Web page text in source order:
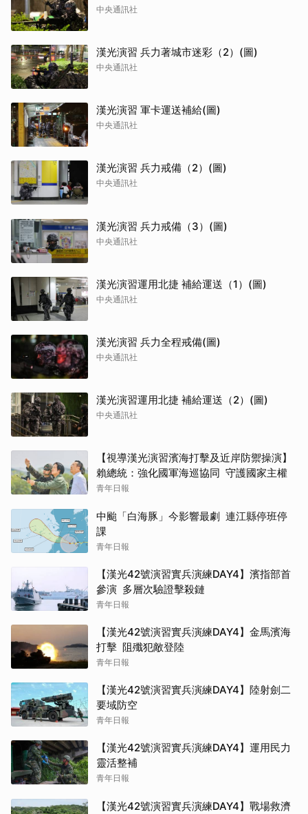
中央通訊社
漢光演習 兵力著城市迷彩（2）(圖)
中央通訊社
漢光演習 軍卡運送補給(圖)
中央通訊社
漢光演習 兵力戒備（2）(圖)
中央通訊社
漢光演習 兵力戒備（3）(圖)
中央通訊社
漢光演習運用北捷 補給運送（1）(圖)
中央通訊社
漢光演習 兵力全程戒備(圖)
中央通訊社
漢光演習運用北捷 補給運送（2）(圖)
中央通訊社
【視導漢光演習濱海打擊及近岸防禦操演】
賴總統：強化國軍海巡協同 守護國家主權
青年日報
中颱「白海豚」今影響最劇 連江縣停班停
課
青年日報
【漢光42號演習實兵演練DAY4】濱指部首
參演 多層次驗證擊殺鏈
青年日報
【漢光42號演習實兵演練DAY4】金馬濱海
打擊 阻殲犯敵登陸
青年日報
【漢光42號演習實兵演練DAY4】陸射劍二
要域防空
青年日報
【漢光42號演習實兵演練DAY4】運用民力
靈活整補
青年日報
【漢光42號演習實兵演練DAY4】戰場救濟